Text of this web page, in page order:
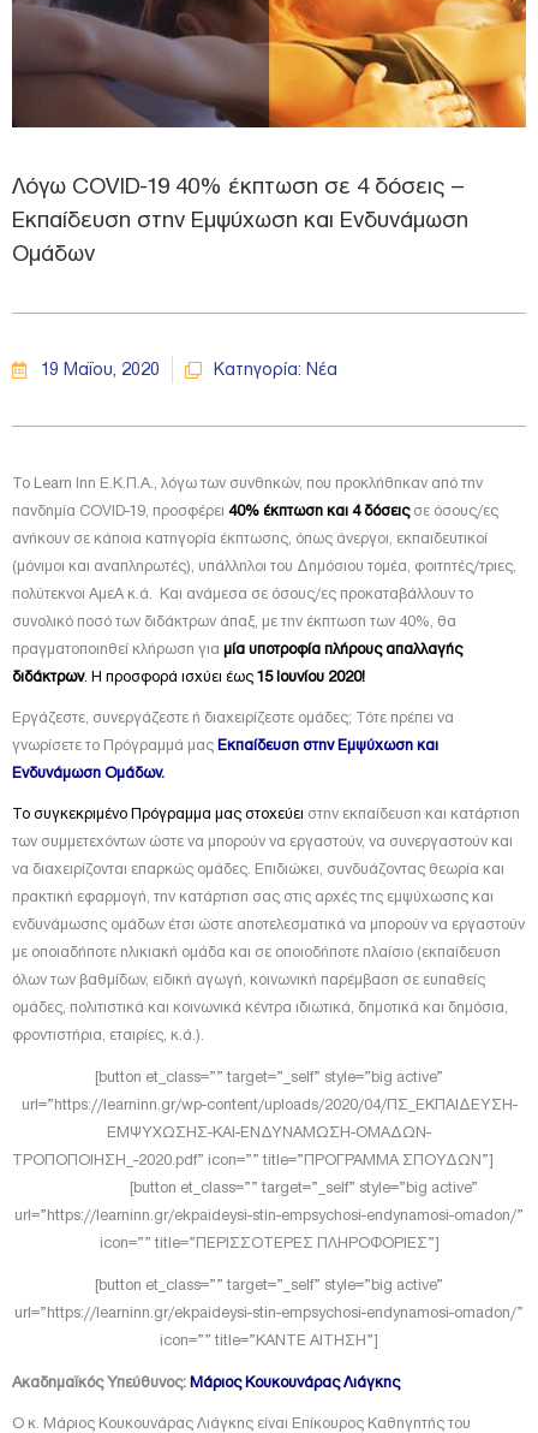
Λόγω COVID-19 40% έκπτωση σε 4 δόσεις –
Εκπαίδευση στην Εμψύχωση και Ενδυνάμωση
Ομάδων
19 Μαΐου, 2020 Κατηγορία: Νέα
Το Learn Inn Ε.Κ.Π.Α., λόγω των συνθηκών, που προκλήθηκαν από την
πανδημία COVID-19, προσφέρει 40% έκπτωση και 4 δόσεις σε όσους/ες
ανήκουν σε κάποια κατηγορία έκπτωσης, όπως άνεργοι, εκπαιδευτικοί
(μόνιμοι και αναπληρωτές), υπάλληλοι του Δημόσιου τομέα, φοιτητές/τριες,
πολύτεκνοι ΑμεΑ κ.ά. Και ανάμεσα σε όσους/ες προκαταβάλλουν το
συνολικό ποσό των διδάκτρων άπαξ, με την έκπτωση των 40%, θα
πραγματοποιηθεί κλήρωση για μία υποτροφία πλήρους απαλλαγής
διδάκτρων. Η προσφορά ισχύει έως 15 Ιουνίου 2020!
Εργάζεστε, συνεργάζεστε ή διαχειρίζεστε ομάδες; Τότε πρέπει να
γνωρίσετε το Πρόγραμμά μας Εκπαίδευση στην Εμψύχωση και
Ενδυνάμωση Ομάδων.
Το συγκεκριμένο Πρόγραμμα μας στοχεύει στην εκπαίδευση και κατάρτιση
των συμμετεχόντων ώστε να μπορούν να εργαστούν, να συνεργαστούν και
να διαχειρίζονται επαρκώς ομάδες. Επιδιώκει, συνδυάζοντας θεωρία και
πρακτική εφαρμογή, την κατάρτιση σας στις αρχές της εμψύχωσης και
ενδυνάμωσης ομάδων έτσι ώστε αποτελεσματικά να μπορούν να εργαστούν
με οποιαδήποτε ηλικιακή ομάδα και σε οποιοδήποτε πλαίσιο (εκπαίδευση
όλων των βαθμίδων, ειδική αγωγή, κοινωνική παρέμβαση σε ευπαθείς
ομάδες, πολιτιστικά και κοινωνικά κέντρα ιδιωτικά, δημοτικά και δημόσια,
φροντιστήρια, εταιρίες, κ.ά.).
[button et_class=”” target=”_self” style=”big active”
url=”https://learninn.gr/wp-content/uploads/2020/04/ΠΣ_ΕΚΠΑΙΔΕΥΣΗ-
ΕΜΨΥΧΩΣΗΣ-ΚΑΙ-ΕΝΔΥΝΑΜΩΣΗ-ΟΜΑΔΩΝ-
ΤΡΟΠΟΠΟΙΗΣΗ_-2020.pdf” icon=”” title=”ΠΡΟΓΡΑΜΜΑ ΣΠΟΥΔΩΝ”]
[button et_class=”” target=”_self” style=”big active”
url=”https://learninn.gr/ekpaideysi-stin-empsychosi-endynamosi-omadon/”
icon=”” title=”ΠΕΡΙΣΣΟΤΕΡΕΣ ΠΛΗΡΟΦΟΡΙΕΣ”]
[button et_class=”” target=”_self” style=”big active”
url=”https://learninn.gr/ekpaideysi-stin-empsychosi-endynamosi-omadon/”
icon=”” title=”ΚΑΝΤΕ ΑΙΤΗΣΗ”]
Ακαδημαϊκός Υπεύθυνος: Μάριος Κουκουνάρας Λιάγκης
Ο κ. Μάριος Κουκουνάρας Λιάγκης είναι Επίκουρος Καθηγητής του